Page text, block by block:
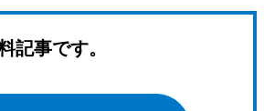
記事です。